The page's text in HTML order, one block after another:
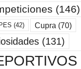
(146)
(42) Cupra (70)
(131)